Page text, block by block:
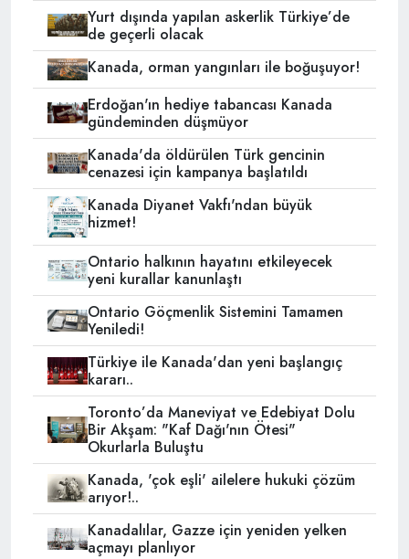
Yurt dışında yapılan askerlik Türkiye’de
de geçerli olacak
Kanada, orman yangınları ile boğuşuyor!
Erdoğan'ın hediye tabancası Kanada
gündeminden düşmüyor
Kanada'da öldürülen Türk gencinin
cenazesi için kampanya başlatıldı
Kanada Diyanet Vakfı'ndan büyük
hizmet!
Ontario halkının hayatını etkileyecek
yeni kurallar kanunlaştı
Ontario Göçmenlik Sistemini Tamamen
Yeniledi!
Türkiye ile Kanada'dan yeni başlangıç
kararı..
Toronto’da Maneviyat ve Edebiyat Dolu
Bir Akşam: "Kaf Dağı'nın Ötesi"
Okurlarla Buluştu
Kanada, 'çok eşli' ailelere hukuki çözüm
arıyor!..
Kanadalılar, Gazze için yeniden yelken
açmayı planlıyor